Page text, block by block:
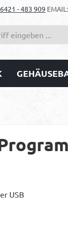
- 483 909 EMAIL: